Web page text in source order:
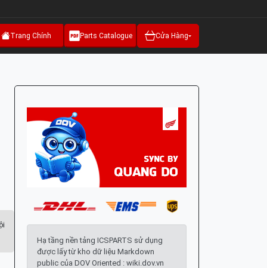
Trang Chính Parts Catalogue Cửa Hàng
Hạ tầng nền tảng ICSPARTS sử dụng
được lấy từ kho dữ liệu Markdown
public của DOV Oriented : wiki.dov.vn